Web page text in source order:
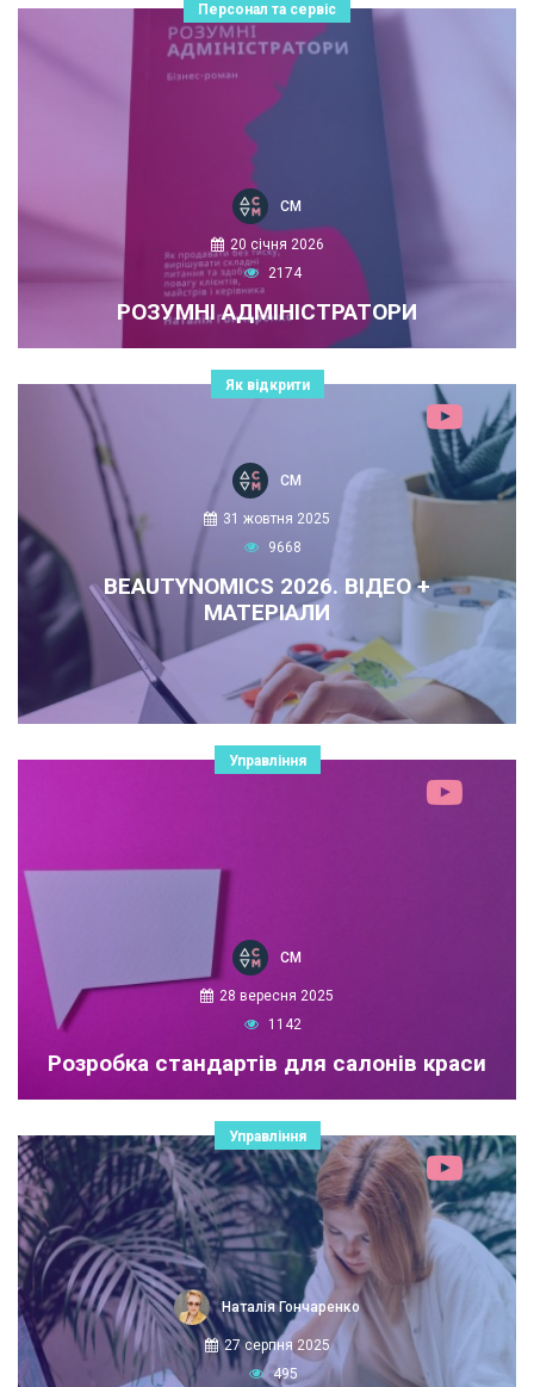
Персонал та сервіс
СМ
20 січня 2026
2174
РОЗУМНІ АДМІНІСТРАТОРИ
Як відкрити
СМ
31 жовтня 2025
9668
BEAUTYNOMICS 2026. ВІДЕО +
МАТЕРІАЛИ
Управління
СМ
28 вересня 2025
1142
Розробка стандартів для салонів краси
Управління
Наталія Гончаренко
27 серпня 2025
495